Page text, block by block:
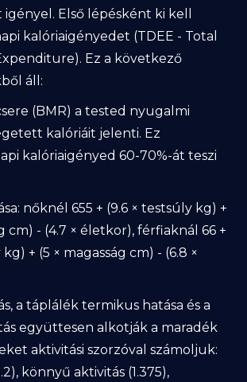
Első lépésként ki kell
kalóriaigényedet (TDEE - Total
Ez a következő
áll:
(BMR) a tested nyugalmi
kalóriáit jelenti. Ez
kalóriaigényed 60-70%-át teszi
nőknél 655 + (9.6 × testsúly kg) +
cm) - (4.7 × életkor), férfiaknál 66 +
+ (5 × magasság cm) - (6.8 ×
a táplálék termikus hatása és a
együttesen alkotják a maradék
aktivitási szorzóval számoljuk:
könnyű aktivitás (1.375),